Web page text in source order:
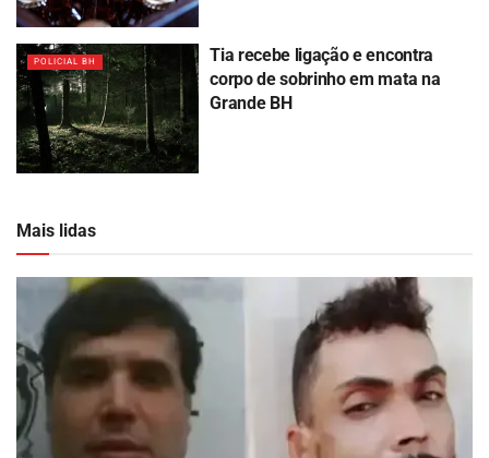
POLICIAL BH
Tia recebe ligação e encontra
corpo de sobrinho em mata na
Grande BH
Mais lidas